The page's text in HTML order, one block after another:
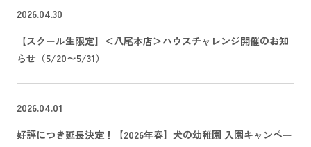
2026.04.30
【スクール生限定】＜八尾本店＞ハウスチャレンジ開催のお知
らせ（5/20〜5/31）
2026.04.01
好評につき延長決定！【2026年春】犬の幼稚園 入園キャンペー